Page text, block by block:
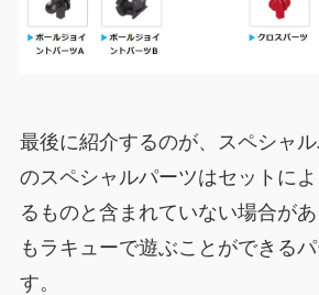
最後に紹介するのが、スペシャ
のスペシャルパーツはセットに
るものと含まれていない場合が
もラキューで遊ぶことができる
す。